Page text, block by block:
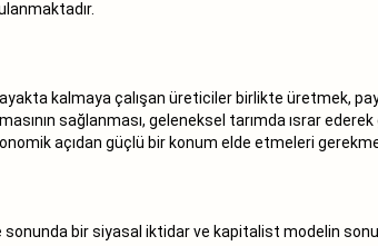
ayakta kalmaya çalışan üreticiler birlikte üretmek,
sağlanması, geleneksel tarımda ısrar
açıdan güçlü bir konum elde etmeleri
bir siyasal iktidar ve kapitalist modelin